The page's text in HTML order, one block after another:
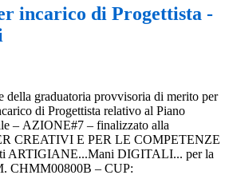
incarico di Progettista -
della graduatoria provvisoria di merito per
di Progettista relativo al Piano
– AZIONE#7 – finalizzato alla
CREATIVI E PER LE COMPETENZE
ARTIGIANE...Mani DIGITALI... per la
CHMM00800B – CUP: